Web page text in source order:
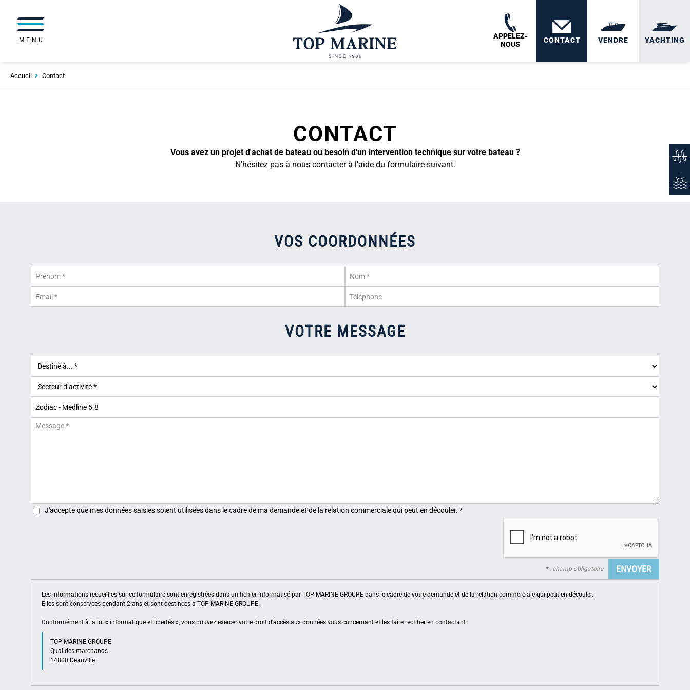
MENU
APPELEZ-
NOUS
CONTACT VENDRE YACHTING
Accueil Contact
CONTACT
Vous avez un projet d'achat de bateau ou besoin d'un intervention technique sur votre bateau ?
N'hésitez pas à nous contacter à l'aide du formulaire suivant.
VOS COORDONNÉES
VOTRE MESSAGE
J'accepte que mes données saisies soient utilisées dans le cadre de ma demande et de la relation commerciale qui peut en découler. *
* : champ obligatoire
Les informations recueillies sur ce formulaire sont enregistrées dans un fichier informatisé par TOP MARINE GROUPE dans le cadre de votre demande et de la relation commerciale qui peut en découler.
Elles sont conservées pendant 2 ans et sont destinées à TOP MARINE GROUPE.
Conformément à la loi « informatique et libertés », vous pouvez exercer votre droit d'accès aux données vous concernant et les faire rectifier en contactant :
TOP MARINE GROUPE
Quai des marchands
14800 Deauville